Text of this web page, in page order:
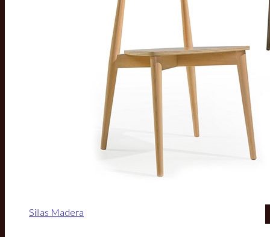
Sillas Madera